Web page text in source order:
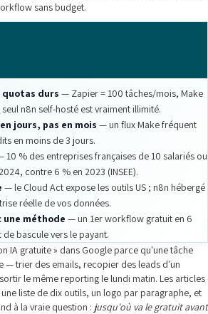
sans budget.
quotas durs — Zapier = 100 tâches/mois, Make
n8n self-hosté est vraiment illimité.
jours, pas en mois — un flux Make fréquent
en moins de 3 jours.
10 % des entreprises françaises de 10 salariés ou
contre 6 % en 2023 (INSEE).
— le Cloud Act expose les outils US ; n8n hébergé
réelle de vos données.
une méthode — un 1er workflow gratuit en 6
de bascule vers le payant.
IA gratuite » dans Google parce qu'une tâche
— trier des emails, recopier des leads d'un
le même reporting le lundi matin. Les articles
liste de dix outils, un logo par paragraphe, et
à la vraie question : jusqu'où va le gratuit avant